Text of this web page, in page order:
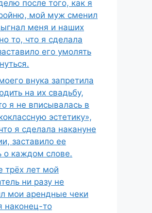
после того, как я
мой муж сменил
меня и наших
то, что я сделала
его умолять
внука запретила
на их свадьбу,
я не вписывалась в
эстетику»,
я сделала накануне
заставило ее
о каждом слове.
трёх лет мой
ни разу не
мои арендные чеки
наконец-то